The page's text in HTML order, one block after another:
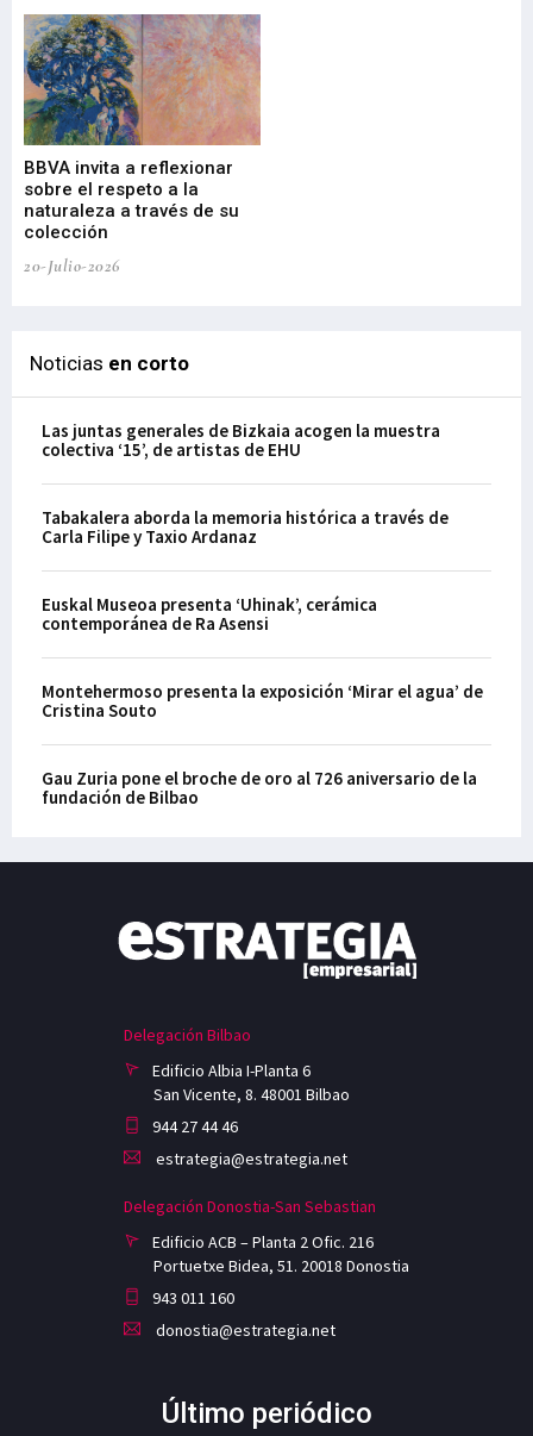
BBVA invita a reflexionar
sobre el respeto a la
naturaleza a través de su
colección
20-Julio-2026
Noticias en corto
Las juntas generales de Bizkaia acogen la muestra
colectiva ‘15’, de artistas de EHU
Tabakalera aborda la memoria histórica a través de
Carla Filipe y Taxio Ardanaz
Euskal Museoa presenta ‘Uhinak’, cerámica
contemporánea de Ra Asensi
Montehermoso presenta la exposición ‘Mirar el agua’ de
Cristina Souto
Gau Zuria pone el broche de oro al 726 aniversario de la
fundación de Bilbao
Delegación Bilbao
Edificio Albia I-Planta 6
San Vicente, 8. 48001 Bilbao
944 27 44 46
estrategia@estrategia.net
Delegación Donostia-San Sebastian
Edificio ACB – Planta 2 Ofic. 216
Portuetxe Bidea, 51. 20018 Donostia
943 011 160
donostia@estrategia.net
Último periódico